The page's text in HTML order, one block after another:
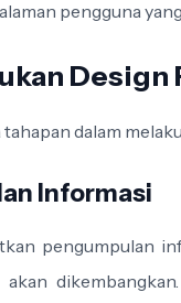
pengguna
Design
dalam
Informasi
pengumpulan
akan